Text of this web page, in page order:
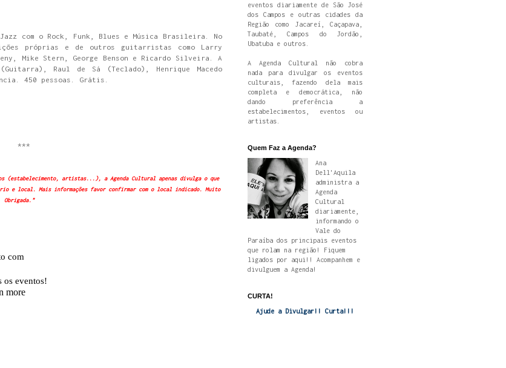
com o Rock, Funk, Blues e Música Brasileira. No
próprias e de outros guitarristas como Larry
Mike Stern, George Benson e Ricardo Silveira. A
Raul de Sá (Teclado), Henrique Macedo
450 pessoas. Grátis.
***
(estabelecimento, artistas...), a Agenda Cultural apenas divulga o que
e local. Mais informações favor confirmar com o local indicado. Muito
Obrigada."
eventos diariamente de São José
dos Campos e outras cidades da
Região como Jacareí, Caçapava,
Taubaté, Campos do Jordão,
Ubatuba e outros.
A Agenda Cultural não cobra
nada para divulgar os eventos
culturais, fazendo dela mais
completa e democrática, não
dando preferência a
estabelecimentos, eventos ou
artistas.
Quem Faz a Agenda?
Ana
Dell'Aquila
administra a
Agenda
Cultural
diariamente,
informando o
Vale do
Paraíba dos principais eventos
que rolam na região! Fiquem
ligados por aqui!! Acompanhem e
divulguem a Agenda!
CURTA!
Ajude a Divulgar!! Curta!!!